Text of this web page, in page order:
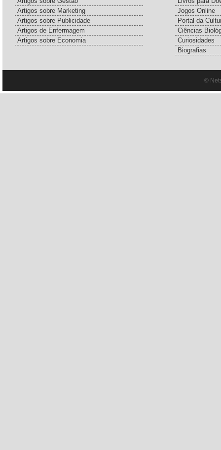
Artigos sobre Marketing
Artigos sobre Publicidade
Artigos de Enfermagem
Artigos sobre Economia
Jogos Online
Portal da
Ciências
Curiosidades
Biografias
©